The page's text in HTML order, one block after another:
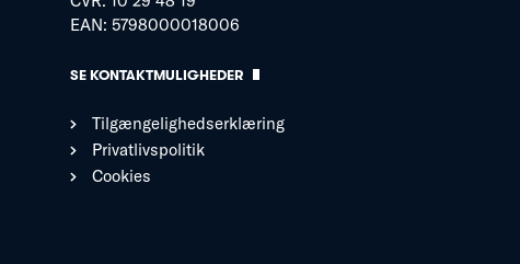
EAN: 5798000018006
SE KONTAKTMULIGHEDER
Tilgængelighedserklæring
Privatlivspolitik
Cookies